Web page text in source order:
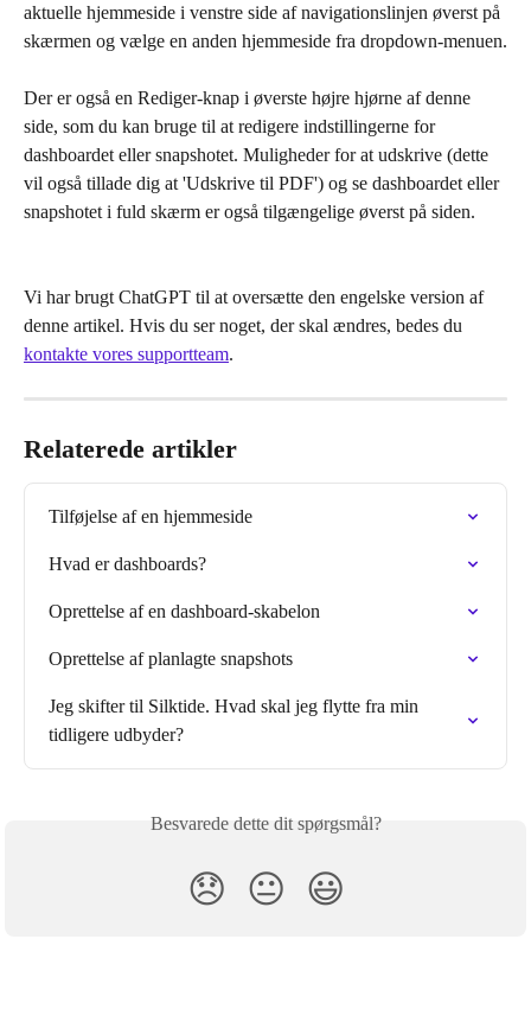
aktuelle hjemmeside i venstre side af navigationslinjen øverst på
skærmen og vælge en anden hjemmeside fra dropdown-menuen.
Der er også en Rediger-knap i øverste højre hjørne af denne
side, som du kan bruge til at redigere indstillingerne for
dashboardet eller snapshotet. Muligheder for at udskrive (dette
vil også tillade dig at 'Udskrive til PDF') og se dashboardet eller
snapshotet i fuld skærm er også tilgængelige øverst på siden.
Vi har brugt ChatGPT til at oversætte den engelske version af
denne artikel. Hvis du ser noget, der skal ændres, bedes du
kontakte vores supportteam.
Relaterede artikler
Tilføjelse af en hjemmeside
Hvad er dashboards?
Oprettelse af en dashboard-skabelon
Oprettelse af planlagte snapshots
Jeg skifter til Silktide. Hvad skal jeg flytte fra min
tidligere udbyder?
Besvarede dette dit spørgsmål?
😞 😐 😃